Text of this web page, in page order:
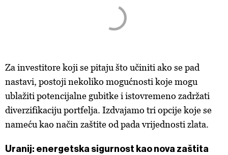
Za investitore koji se pitaju što učiniti ako se pad
nastavi, postoji nekoliko mogućnosti koje mogu
ublažiti potencijalne gubitke i istovremeno zadržati
diverzifikaciju portfelja. Izdvajamo tri opcije koje se
nameću kao način zaštite od pada vrijednosti zlata.
Uranij: energetska sigurnost kao nova zaštita